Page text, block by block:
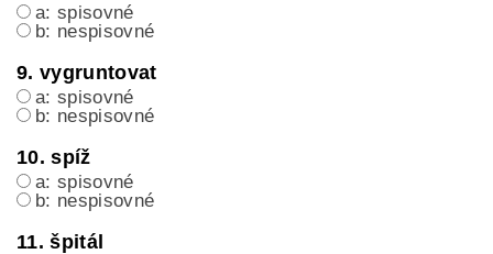
a: spisovné
b: nespisovné
9. vygruntovat
a: spisovné
b: nespisovné
10. spíž
a: spisovné
b: nespisovné
11. špitál